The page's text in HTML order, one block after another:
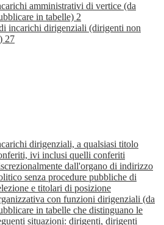
amministrativi di vertice (da
in tabelle) 2
incarichi dirigenziali (dirigenti non
27
dirigenziali, a qualsiasi titolo
ivi inclusi quelli conferiti
dall'organo di indirizzo
senza procedure pubbliche di
e titolari di posizione
con funzioni dirigenziali (da
in tabelle che distinguano le
situazioni: dirigenti, dirigenti